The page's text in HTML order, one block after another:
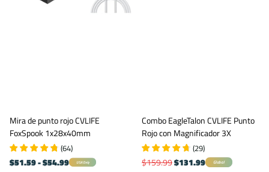
Mira de punto rojo CVLIFE
FoxSpook 1x28x40mm
(64)
$51.59- $54.99 USA Only
Combo EagleTalon CVLIFE Punto
Rojo con Magnificador 3X
(29)
$159.99$131.99 Global